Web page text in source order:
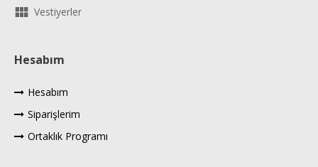
Vestiyerler
Hesabım
Hesabım
Siparişlerim
Ortaklık Programı